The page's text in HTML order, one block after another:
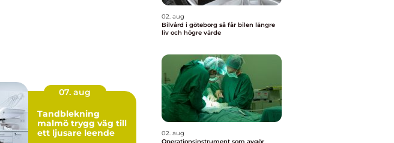
07. aug
Tandblekning
malmö trygg väg till
ett ljusare leende
02. aug
Bilvård i göteborg så får bilen längre
liv och högre värde
02. aug